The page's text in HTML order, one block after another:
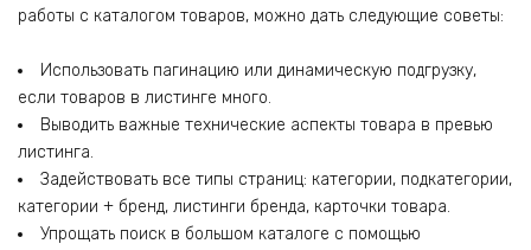
работы с каталогом товаров, можно дать следующие советы:
Использовать пагинацию или динамическую подгрузку,
если товаров в листинге много.
Выводить важные технические аспекты товара в превью
листинга.
Задействовать все типы страниц: категории, подкатегории,
категории + бренд, листинги бренда, карточки товара.
Упрощать поиск в большом каталоге с помощью